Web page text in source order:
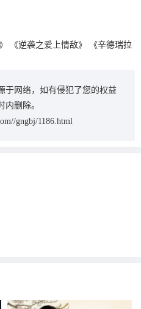
《逆袭之爱上情敌》
《辛德瑞拉
于网络，如有侵犯了您的权益
内删除。
gngbj/1186.html